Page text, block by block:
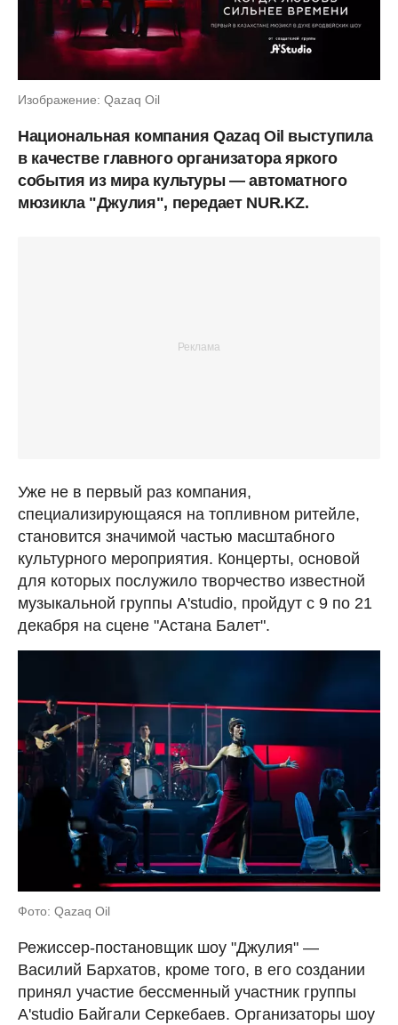
Изображение: Qazaq Oil
Национальная компания Qazaq Oil выступила
в качестве главного организатора яркого
события из мира культуры — автоматного
мюзикла "Джулия", передает NUR.KZ.
Уже не в первый раз компания,
специализирующаяся на топливном ритейле,
становится значимой частью масштабного
культурного мероприятия. Концерты, основой
для которых послужило творчество известной
музыкальной группы A'studio, пройдут с 9 по 21
декабря на сцене "Астана Балет".
Фото: Qazaq Oil
Режиссер-постановщик шоу "Джулия" —
Василий Бархатов, кроме того, в его создании
принял участие бессменный участник группы
A'studio Байгали Серкебаев. Организаторы шоу